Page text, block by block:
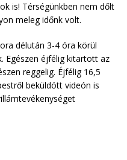
is! Térségünkben nem dőlt
meleg időnk volt.
délután 3-4 óra körül
Egészen éjfélig kitartott az
reggelig. Éjfélig 16,5
beküldött videón is